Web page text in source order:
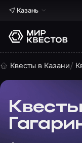
Казань
Квесты в Казани